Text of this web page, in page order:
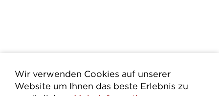
Wir verwenden Cookies auf unserer
Website um Ihnen das beste Erlebnis zu